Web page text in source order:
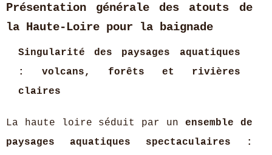
Présentation générale des atouts de
la Haute-Loire pour la baignade
Singularité des paysages aquatiques
: volcans, forêts et rivières
claires
La haute loire séduit par un ensemble de
paysages aquatiques spectaculaires :